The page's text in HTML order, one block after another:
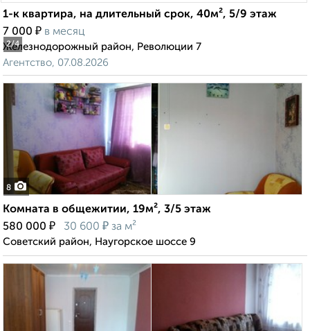
2/4
1-к квартира, на длительный срок, 40м², 5/9 этаж
7 000 ₽ в месяц
Железнодорожный район, Революции 7
Агентство, 07.08.2026
8
Комната в общежитии, 19м², 3/5 этаж
580 000 ₽ 30 600 ₽ за м²
Советский район, Наугорское шоссе 9